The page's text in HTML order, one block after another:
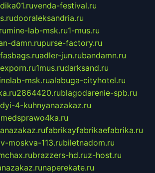
venda-festival.ru
dooraleksandria.ru
mine-lab-msk.ru1-mus.ru
damn.rupurse-factory.ru
fasbags.ruadler-jun.rubandamn.ru
1mus.rudarksand.ru
msk.rualabuga-cityhotel.ru
2864420.rublagodarenie-spb.ru
4-kuhnyanazakaz.ru
medsprawo4ka.ru
fabrikayfabrikaefabrika.ru
moskva-113.rubiletnadom.ru
brazzers-hd.ruz-host.ru
naperekate.ru